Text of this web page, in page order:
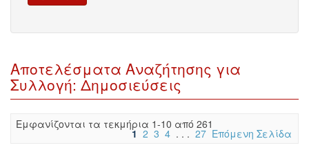
Αποτελέσματα Αναζήτησης για
Συλλογή: Δημοσιεύσεις
Eμφανίζονται τα τεκμήρια 1-10 από 261
1 2 3 4 . . . 27 Επόμενη Σελίδα